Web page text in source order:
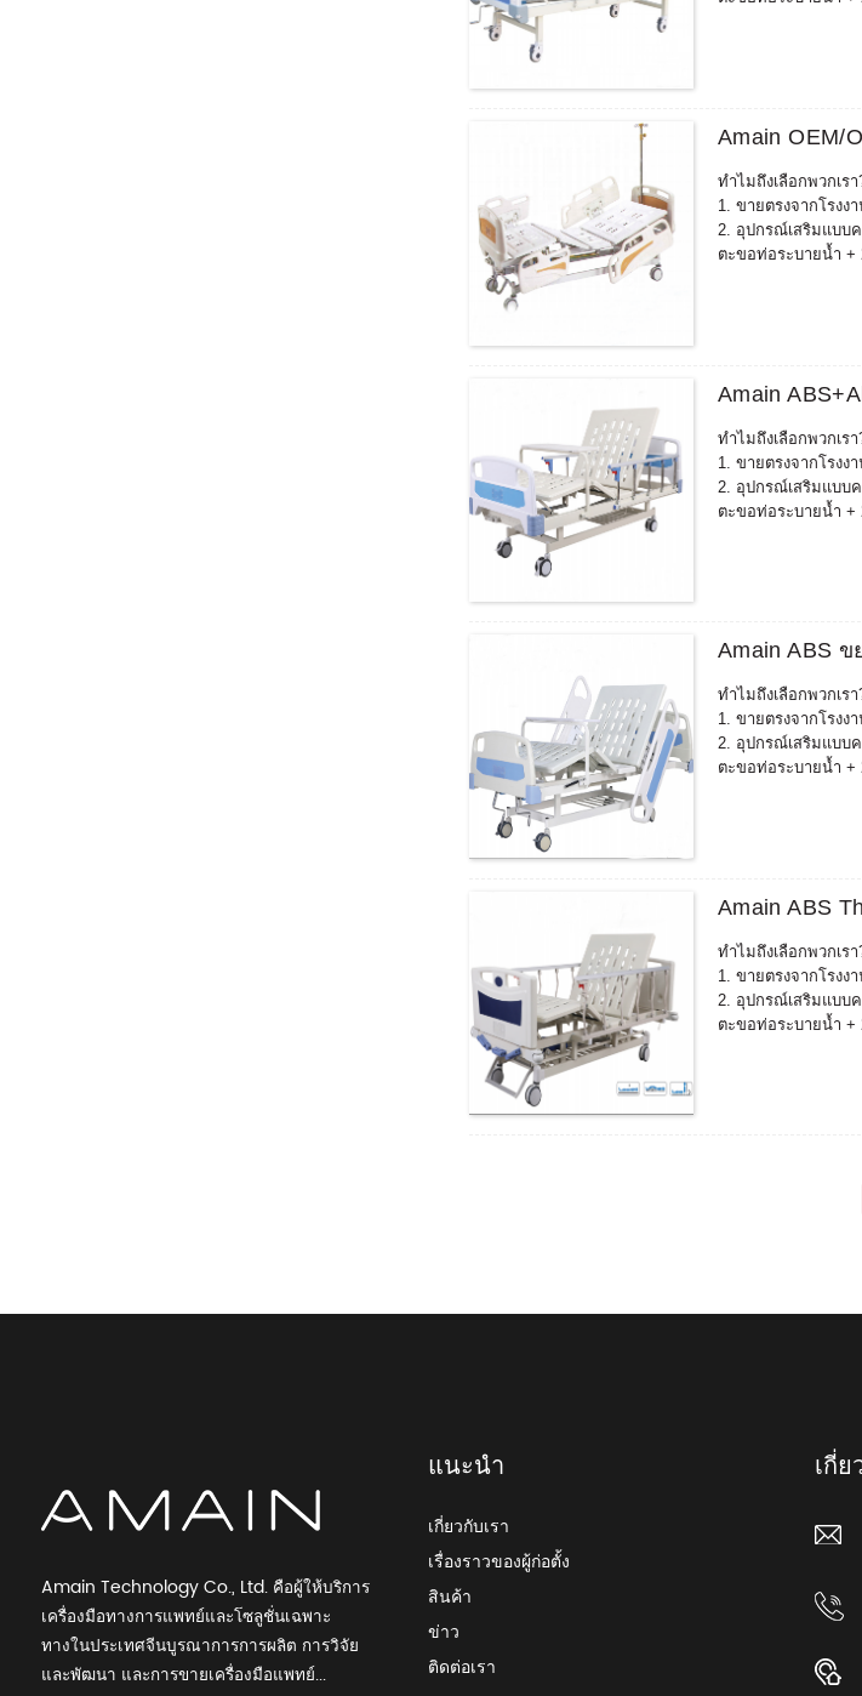
4. สามารถจับคู่แล
พลังงานของคุณอุปก
+ เก้าอี้เสริม + เตีย
จำหน่ายอย่างดีในป
เกาหลีใต้ ,ญี่ปุ่น ฯลฯ
Amain OEM/
ทำไมถึงเลือกพวกเรา
1. ขายตรงจากโรงง
2. อุปกรณ์เสริมแบบ
ตะขอท่อระบายน้ำ +
4. สามารถจับคู่แล
พลังงานของคุณอุปก
+ เก้าอี้เสริม + เตีย
จำหน่ายอย่างดีในป
เกาหลีใต้ ,ญี่ปุ่น ฯลฯ
Amain
ทำไมถึงเลือกพวกเรา
1. ขายตรงจากโรงง
2. อุปกรณ์เสริมแบบ
ตะขอท่อระบายน้ำ +
4. สามารถจับคู่แล
พลังงานของคุณอุปก
+ เก้าอี้เสริม + เตีย
จำหน่ายอย่างดีในป
เกาหลีใต้ ,ญี่ปุ่น ฯลฯ
Amain ABS
ทำไมถึงเลือกพวกเรา
1. ขายตรงจากโรงง
2. อุปกรณ์เสริมแบบ
ตะขอท่อระบายน้ำ +
4. สามารถจับคู่แล
พลังงานของคุณอุปก
+ เก้าอี้เสริม + เตีย
จำหน่ายอย่างดีในป
เกาหลีใต้ ,ญี่ปุ่น ฯลฯ
Amain ABS
ทำไมถึงเลือกพวกเรา
1. ขายตรงจากโรงง
2. อุปกรณ์เสริมแบบ
ตะขอท่อระบายน้ำ +
4. สามารถจับคู่แล
5.ประสบการณ์มาก
จำหน่ายอย่างดีในป
Amain Technology Co., Ltd. คือผู้ให้บริการ
เครื่องมือทางการแพทย์และโซลูชั่นเฉพาะ
ทางในประเทศจีนบูรณาการการผลิต การวิจัย
และพัฒนา และการขายเครื่องมือแพทย์...
แนะนำ
เกี่ยวกับเรา
เรื่องราวของผู้ก่อตั้ง
สินค้า
ข่าว
ติดต่อเรา
เกี่ย